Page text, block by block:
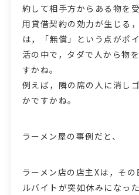
約して相手方からある物を
用貸借契約の効力が生じる
は，「無償」という点がポ
活の中で，タダで人から物
すかね。
例えば，隣の席の人に消し
かですかね。
ラーメン屋の事例だと、
ラーメン店の店主Xは，そ
ルバイトが突如休みになっ